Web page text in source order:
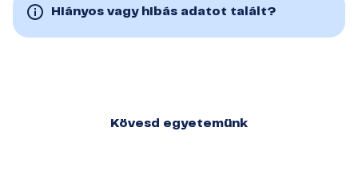
Hiányos vagy hibás adatot talált?
Kövesd egyetemünk